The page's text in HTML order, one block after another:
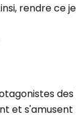
rendre ce
et